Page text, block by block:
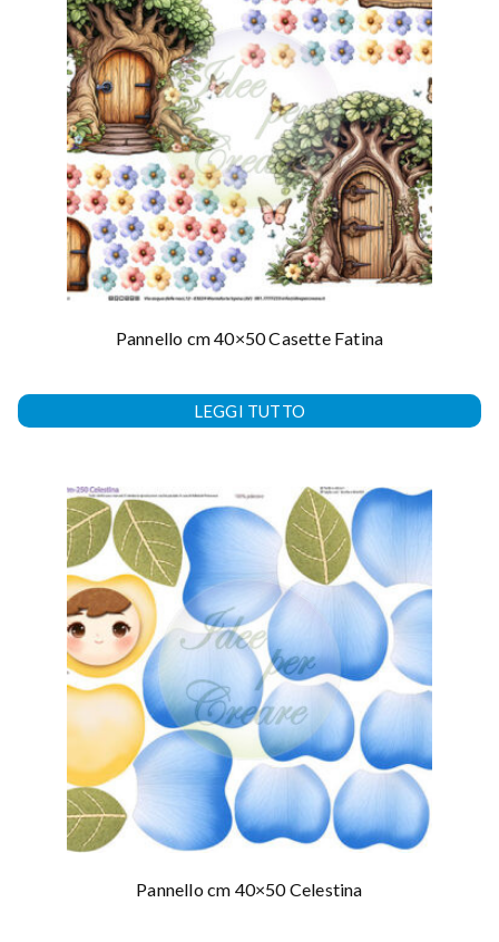
Pannello cm 40×50 Casette Fatina
LEGGI TUTTO
Pannello cm 40×50 Celestina